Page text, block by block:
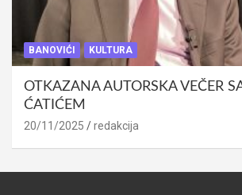
BANOVIĆI KULTURA
OTKAZANA AUTORSKA VEČER
ĆATIĆEM
20/11/2025 redakcija